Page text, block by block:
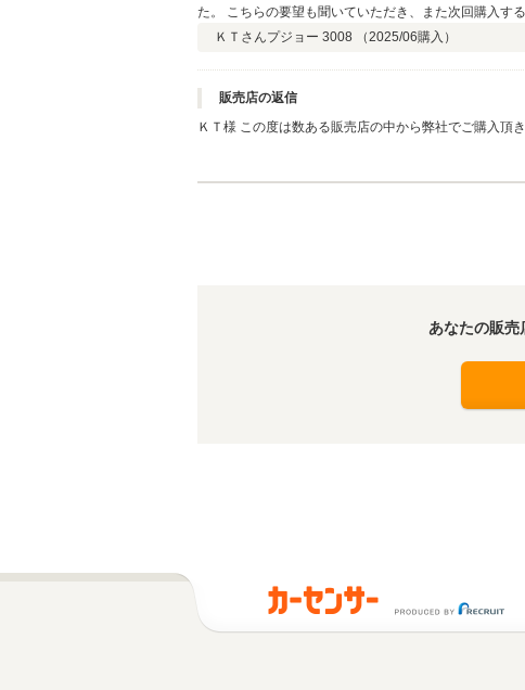
た。 こちらの要望も聞いていただき、また次回購入す
ＫＴさんプジョー 3008 （2025/06購入）
販売店の返信
ＫＴ様 この度は数ある販売店の中から弊社でご購入頂きまして有難うございます！ その後お車の調子はいかがでしょうか？ 今回こ
あなたの販売